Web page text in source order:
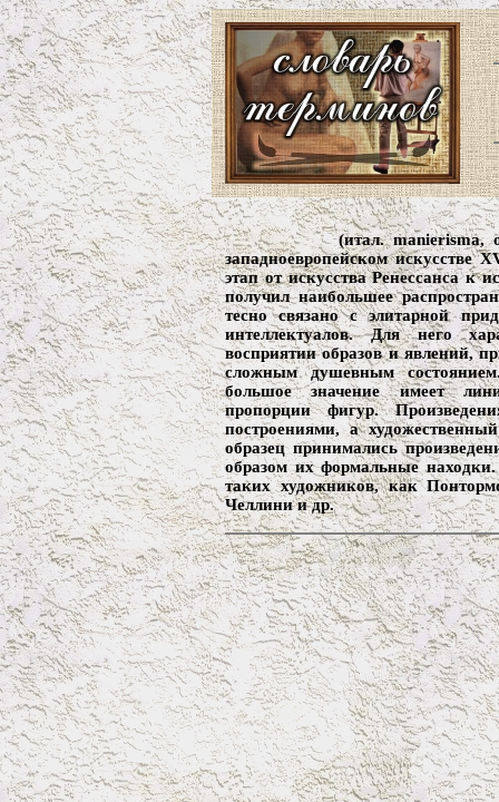
(итал. manierisma,
западноевропейском искусстве
этап от искусства Ренессанса к
получил наибольшее
тесно связано с элитарной
интеллектуалов. Для него
восприятии образов и явлений,
сложным душевным
большое значение имеет
пропорции фигур.
построениями, а
образец принимались
образом их формальные
таких художников, как
Челлини и др.